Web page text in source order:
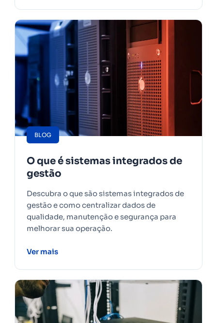
BLOG
O que é sistemas integrados de
gestão
Descubra o que são sistemas integrados de
gestão e como centralizar dados de
qualidade, manutenção e segurança para
melhorar sua operação.
Ver mais